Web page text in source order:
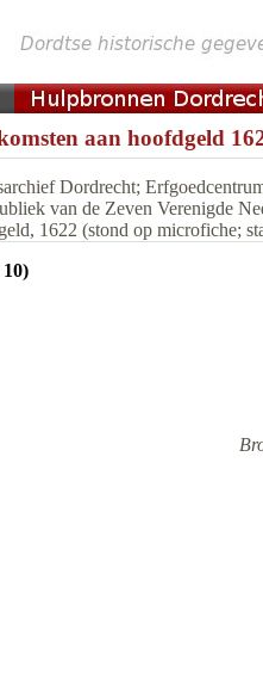
aan hoofdgeld
Dordrecht;
van de Zeven Verenigde
1622 (stond op microfiche;